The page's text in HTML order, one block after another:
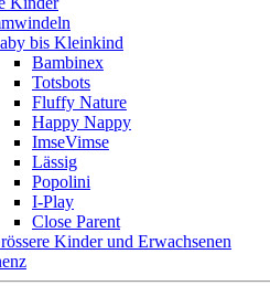
bis Kleinkind
Bambinex
Totsbots
Fluffy Nature
Happy Nappy
ImseVimse
Lässig
Popolini
I-Play
Close Parent
Kinder und Erwachsenen